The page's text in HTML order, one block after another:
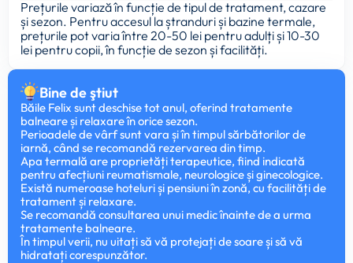
Prețurile variază în funcție de tipul de tratament, cazare
și sezon. Pentru accesul la ștranduri și bazine termale,
prețurile pot varia între 20-50 lei pentru adulți și 10-30
lei pentru copii, în funcție de sezon și facilități.
Bine de ştiut
Băile Felix sunt deschise tot anul, oferind tratamente
balneare și relaxare în orice sezon.
Perioadele de vârf sunt vara și în timpul sărbătorilor de
iarnă, când se recomandă rezervarea din timp.
Apa termală are proprietăți terapeutice, fiind indicată
pentru afecțiuni reumatismale, neurologice și ginecologice.
Există numeroase hoteluri și pensiuni în zonă, cu facilități de
tratament și relaxare.
Se recomandă consultarea unui medic înainte de a urma
tratamente balneare.
În timpul verii, nu uitați să vă protejați de soare și să vă
hidratați corespunzător.